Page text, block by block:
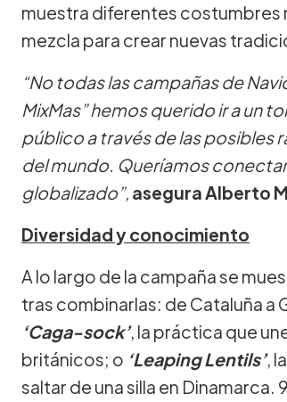
muestra diferentes costumbres
mezcla para crear nuevas
“No todas las campañas de
MixMas” hemos querido ir a un
público a través de las posibles
del mundo. Queríamos
globalizado”, asegura Alberto
Diversidad y conocimiento
A lo largo de la campaña se
tras combinarlas: de Cataluña a
‘Caga-sock’, la práctica que
británicos; o ‘Leaping Lentils’,
saltar de una silla en